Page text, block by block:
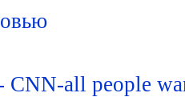
all people